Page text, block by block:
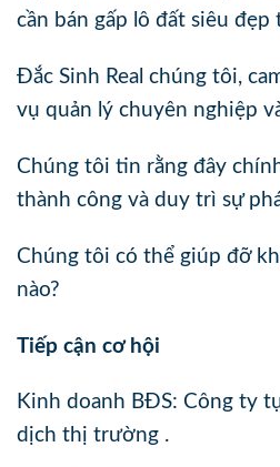
cần bán gấp lô đất siêu đẹp
Đắc Sinh Real chúng tôi,
vụ quản lý chuyên nghiệp
Chúng tôi tin rằng đây
thành công và duy trì sự
Chúng tôi có thể giúp đỡ
nào?
Tiếp cận cơ hội
Kinh doanh BĐS: Công ty
dịch thị trường .